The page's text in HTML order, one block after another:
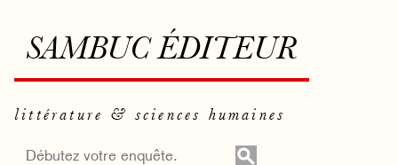
SAMBUC ÉDITEUR
littérature & sciences humaines